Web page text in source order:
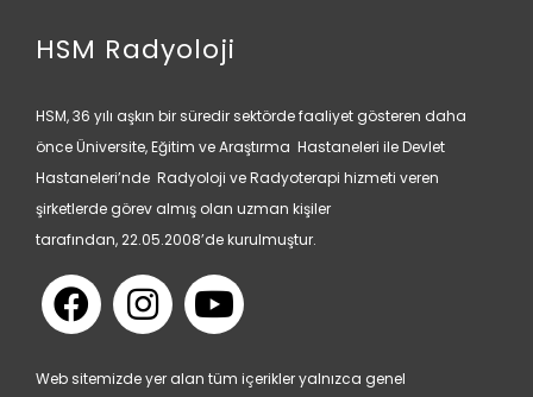
HSM Radyoloji
HSM, 36 yılı aşkın bir süredir sektörde faaliyet gösteren daha
önce Üniversite, Eğitim ve Araştırma Hastaneleri ile Devlet
Hastaneleri’nde Radyoloji ve Radyoterapi hizmeti veren
şirketlerde görev almış olan uzman kişiler
tarafından, 22.05.2008’de kurulmuştur.
Web sitemizde yer alan tüm içerikler yalnızca genel